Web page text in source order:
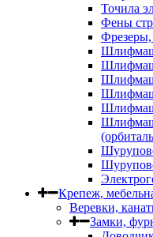
Точила
Фены
Крепеж,
Веревки,
Замки,